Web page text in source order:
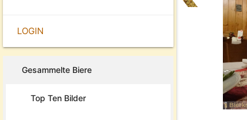
LOGIN
Gesammelte Biere
Top Ten Bilder